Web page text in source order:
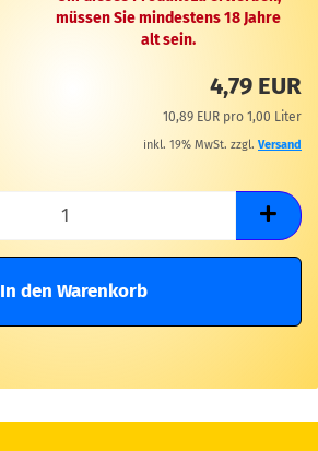
müssen Sie mindestens 18 Jahre
alt sein.
4,79 EUR
10,89 EUR pro 1,00 Liter
inkl. 19% MwSt. zzgl. Versand
In den Warenkorb